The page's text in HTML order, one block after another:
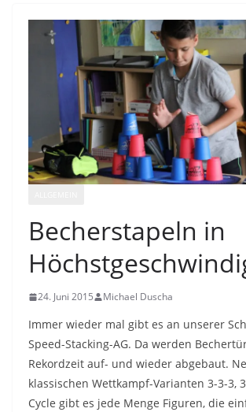
Becherstapeln in
24. Juni 2015 Michael Duscha
Immer wieder mal gibt es an unserer
Speed-Stacking-AG. Da werden
Rekordzeit auf- und wieder abgebaut.
klassischen Wettkampf-Varianten 3-3-3,
Cycle gibt es jede Menge Figuren, die